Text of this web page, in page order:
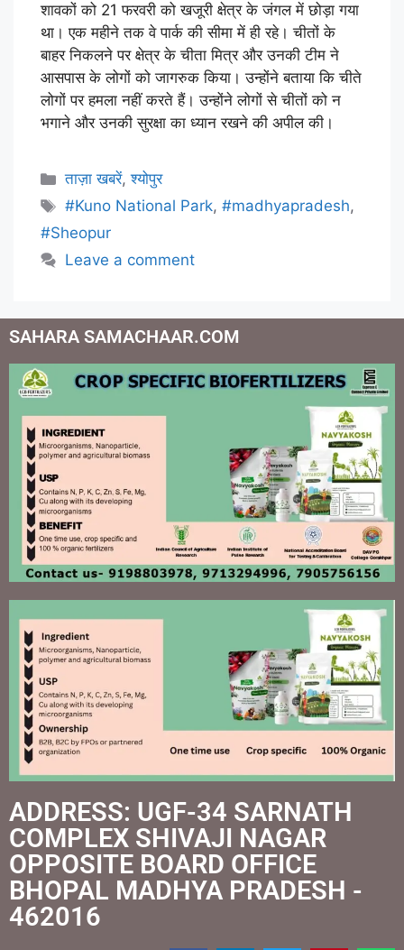
शावकों को 21 फरवरी को खजूरी क्षेत्र के जंगल में छोड़ा गया
था। एक महीने तक वे पार्क की सीमा में ही रहे। चीतों के
बाहर निकलने पर क्षेत्र के चीता मित्र और उनकी टीम ने
आसपास के लोगों को जागरुक किया। उन्होंने बताया कि चीते
लोगों पर हमला नहीं करते हैं। उन्होंने लोगों से चीतों को न
भगाने और उनकी सुरक्षा का ध्यान रखने की अपील की।
ताज़ा खबरें,श्योपुर
#Kuno National Park,#madhyapradesh,
#Sheopur
Leave a comment
SAHARA SAMACHAAR.COM
ADDRESS: UGF-34 SARNATH
COMPLEX SHIVAJI NAGAR
OPPOSITE BOARD OFFICE
BHOPAL MADHYA PRADESH -
462016